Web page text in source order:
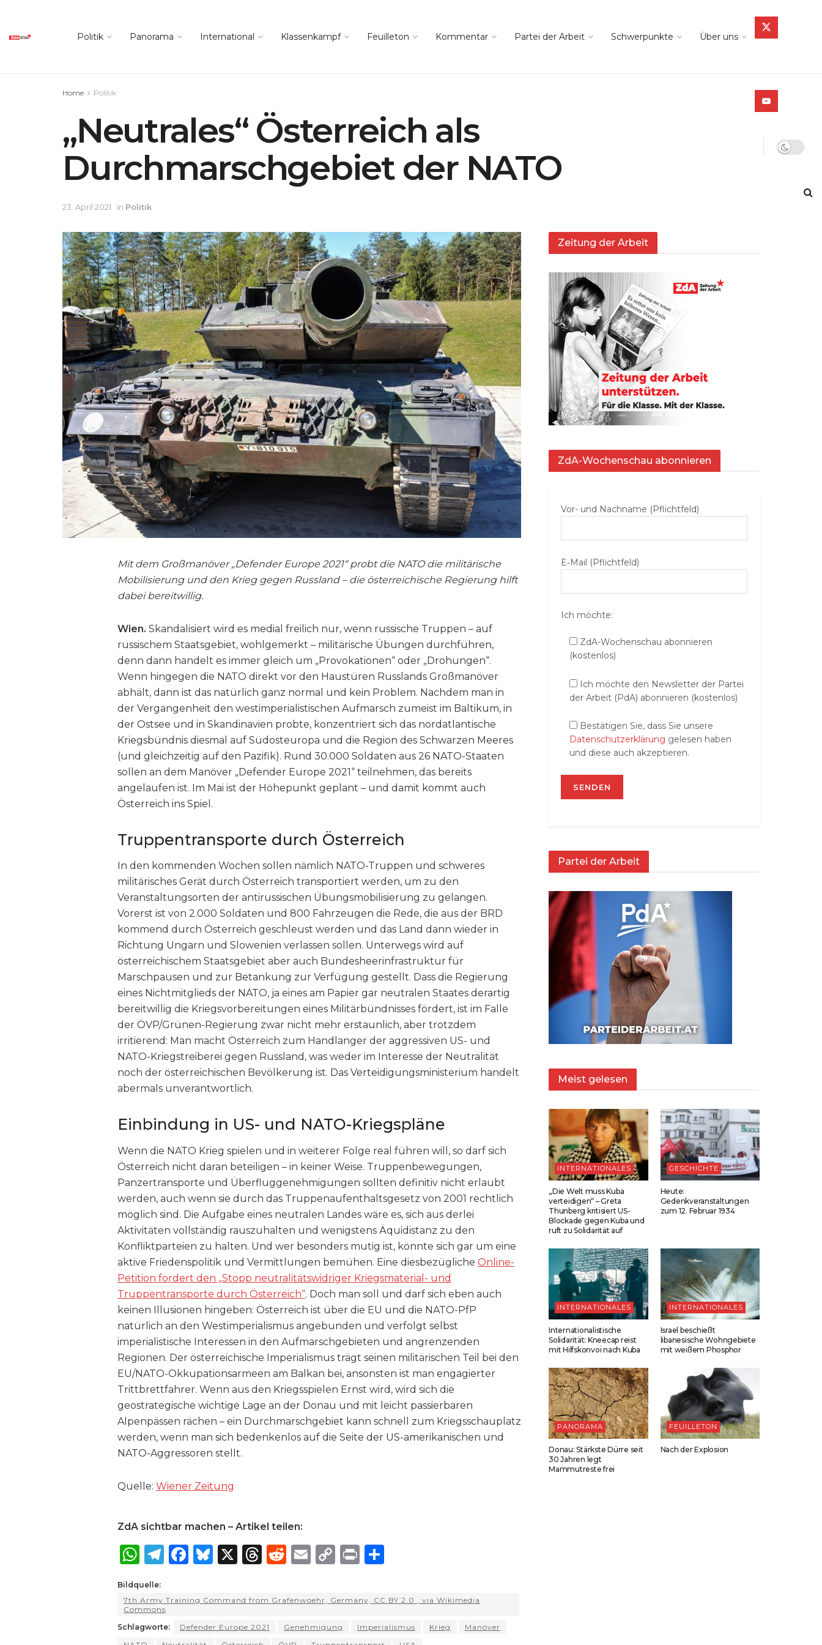
Politik Panorama International Klassenkampf Feuilleton Kommentar Partei der Arbeit Schwerpunkte Über uns
Home Politik
„Neutrales“ Österreich als
Durchmarschgebiet der NATO
23. April 2021 in Politik
Mit dem Großmanöver „Defender Europe 2021“ probt die NATO die militärische
Mobilisierung und den Krieg gegen Russland – die österreichische Regierung hilft
dabei bereitwillig.
Wien. Skandalisiert wird es medial freilich nur, wenn russische Truppen – auf
russischem Staatsgebiet, wohlgemerkt – militärische Übungen durchführen,
denn dann handelt es immer gleich um „Provokationen“ oder „Drohungen“.
Wenn hingegen die NATO direkt vor den Haustüren Russlands Großmanöver
abhält, dann ist das natürlich ganz normal und kein Problem. Nachdem man in
der Vergangenheit den westimperialistischen Aufmarsch zumeist im Baltikum, in
der Ostsee und in Skandinavien probte, konzentriert sich das nordatlantische
Kriegsbündnis diesmal auf Südosteuropa und die Region des Schwarzen Meeres
(und gleichzeitig auf den Pazifik). Rund 30.000 Soldaten aus 26 NATO-Staaten
sollen an dem Manöver „Defender Europe 2021“ teilnehmen, das bereits
angelaufen ist. Im Mai ist der Höhepunkt geplant – und damit kommt auch
Österreich ins Spiel.
Truppentransporte durch Österreich
In den kommenden Wochen sollen nämlich NATO-Truppen und schweres
militärisches Gerät durch Österreich transportiert werden, um zu den
Veranstaltungsorten der antirussischen Übungsmobilisierung zu gelangen.
Vorerst ist von 2.000 Soldaten und 800 Fahrzeugen die Rede, die aus der BRD
kommend durch Österreich geschleust werden und das Land dann wieder in
Richtung Ungarn und Slowenien verlassen sollen. Unterwegs wird auf
österreichischem Staatsgebiet aber auch Bundesheerinfrastruktur für
Marschpausen und zur Betankung zur Verfügung gestellt. Dass die Regierung
eines Nichtmitglieds der NATO, ja eines am Papier gar neutralen Staates derartig
bereitwillig die Kriegsvorbereitungen eines Militärbündnisses fördert, ist im Falle
der ÖVP/Grünen-Regierung zwar nicht mehr erstaunlich, aber trotzdem
irritierend: Man macht Österreich zum Handlanger der aggressiven US- und
NATO-Kriegstreiberei gegen Russland, was weder im Interesse der Neutralität
noch der österreichischen Bevölkerung ist. Das Verteidigungsministerium handelt
abermals unverantwortlich.
Einbindung in US- und NATO-Kriegspläne
Wenn die NATO Krieg spielen und in weiterer Folge real führen will, so darf sich
Österreich nicht daran beteiligen – in keiner Weise. Truppenbewegungen,
Panzertransporte und Überfluggenehmigungen sollten definitiv nicht erlaubt
werden, auch wenn sie durch das Truppenaufenthaltsgesetz von 2001 rechtlich
möglich sind. Die Aufgabe eines neutralen Landes wäre es, sich aus derlei
Aktivitäten vollständig rauszuhalten und wenigstens Äquidistanz zu den
Konfliktparteien zu halten. Und wer besonders mutig ist, könnte sich gar um eine
aktive Friedenspolitik und Vermittlungen bemühen. Eine diesbezügliche Online-
Petition fordert den „Stopp neutralitätswidriger Kriegsmaterial- und
Truppentransporte durch Österreich“. Doch man soll und darf sich eben auch
keinen Illusionen hingeben: Österreich ist über die EU und die NATO-PfP
natürlich an den Westimperialismus angebunden und verfolgt selbst
imperialistische Interessen in den Aufmarschgebieten und angrenzenden
Regionen. Der österreichische Imperialismus trägt seinen militärischen Teil bei den
EU/NATO-Okkupationsarmeen am Balkan bei, ansonsten ist man engagierter
Trittbrettfahrer. Wenn aus den Kriegsspielen Ernst wird, wird sich die
geostrategische wichtige Lage an der Donau und mit leicht passierbaren
Alpenpässen rächen – ein Durchmarschgebiet kann schnell zum Kriegsschauplatz
werden, wenn man sich bedenkenlos auf die Seite der US-amerikanischen und
NATO-Aggressoren stellt.
Quelle: Wiener Zeitung
ZdA sichtbar machen – Artikel teilen:
W
a
ts
A
T
e
g
ra
F
c
b
B
e
k
X
T
re
d
R
d
t
E
ai
C
p
Li
P
n
ar
Bildquelle:
7th Army Training Command from Grafenwoehr, Germany, CC BY 2.0
, via Wikimedia
Commons
Schlagworte:
Defender Europe 2021 Genehmigung Imperialismus Krieg
Manöver
Zeitung der Arbeit
ZdA-Wochenschau abonnieren
Vor- und Nachname (Pflichtfeld)
E‑Mail (Pflichtfeld)
Ich möchte:
ZdA-Wochenschau abonnieren
(kostenlos)
Ich möchte den Newsletter der Partei
der Arbeit (PdA) abonnieren (kostenlos)
Bestätigen Sie, dass Sie unsere
Datenschutzerklärung gelesen haben
und diese auch akzeptieren.
Partei der Arbeit
Meist gelesen
INTERNATIONALES
„Die Welt muss Kuba
verteidigen“ – Greta
Thunberg kritisiert US-
Blockade gegen Kuba und
ruft zu Solidarität auf
GESCHICHTE
Heute:
Gedenkveranstaltungen
zum 12. Februar 1934
INTERNATIONALES
Internationalistische
Solidarität: Kneecap reist
mit Hilfskonvoi nach Kuba
INTERNATIONALES
Israel beschießt
libanesische Wohngebiete
mit weißem Phosphor
PANORAMA
Donau: Stärkste Dürre seit
30 Jahren legt
Mammutreste frei
FEUILLETON
Nach der Explosion